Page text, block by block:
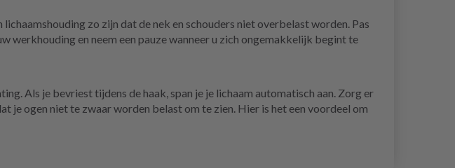
zo zijn dat de nek en schouders niet overbelast worden. Pas
werkhouding en neem een pauze wanneer u zich ongemakkelijk begint te
Als je bevriest tijdens de haak, span je je lichaam automatisch aan. Zorg er
je ogen niet te zwaar worden belast om te zien. Hier is het een voordeel om